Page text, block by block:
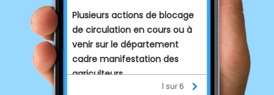
Plusieurs actions de blocage
de circulation en cours ou à
venir sur le département
cadre manifestation des
agriculteurs.
Evitez les grands axes et les
1 sur 6